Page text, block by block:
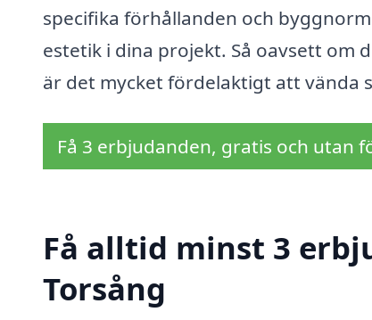
specifika förhållanden och
estetik i dina projekt. Så oavsett om
är det mycket fördelaktigt att vända
Få 3 erbjudanden, gratis och utan
Få alltid minst 3
Torsång